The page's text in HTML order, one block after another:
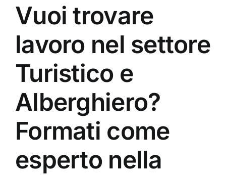
Vuoi trovare
lavoro nel settore
Turistico e
Alberghiero?
Formati come
esperto nella